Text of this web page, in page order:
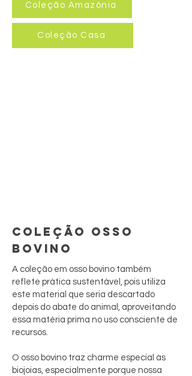
Coleção Amazônia
Coleção Casa
COLEÇÃO OSSO
BOVINO
A coleção em osso bovino também
reflete prática sustentável, pois utiliza
este material que seria descartado
depois do abate do animal, aproveitando
essa matéria prima no uso consciente de
recursos.
O osso bovino traz charme especial às
biojoias, especialmente porque nossa